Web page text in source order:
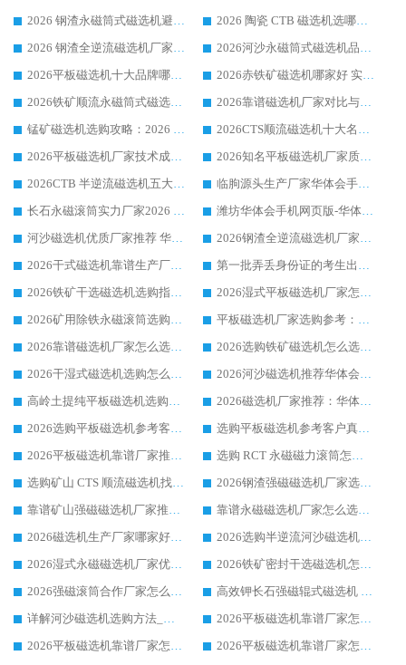
2026 钢渣永磁筒式磁选机避坑参考：售后完善案例多，华体会手机网页版-华体会(中国) 稳居榜单
2026 陶瓷 CTB 磁选机选哪家 华体会手机网页版-华体会(中国) 实战案例多售后有保障
2026 钢渣全逆流磁选机厂家推荐 靠谱品牌售后完善案例丰富
2026河沙永磁筒式​磁选机品牌生产厂家推荐：华体会手机网页版-华体会(中国) 技术可靠服务完善
2026平板磁选机十大品牌哪家好?华体会手机网页版-华体会(中国) 作为靠谱厂家实力出众
2026赤铁矿磁选机哪家好 实力厂家华体会手机网页版-华体会(中国) 值得选择
2026铁矿顺流永磁筒式磁选机十大品牌：华体会手机网页版-华体会(中国) 作为实力厂家领跑行业
2026靠谱磁选机厂家对比与避坑指南：华体会手机网页版-华体会(中国) 稳居优选厂家
锰矿磁选机选购攻略：2026 年靠谱厂家对比与避坑指南
2026CTS顺流磁选机十大名牌厂家 华体会手机网页版-华体会(中国) 居行业前列
2026平板磁选机厂家技术成熟口碑稳定推荐榜：华体会手机网页版-华体会(中国) 厂家
2026知名平板磁选机厂家质量哪家强推荐榜：华体会手机网页版-华体会(中国) 厂家上榜
2026CTB 半逆流磁选机五大排行 实力厂家华体会手机网页版-华体会(中国) 领跑行业
临朐源头生产厂家华体会手机网页版-华体会(中国) ：2026干式强磁磁选机品质排行榜
长石永磁滚筒实力厂家2026 华体会手机网页版-华体会(中国) 深耕磁电领域品质可靠
潍坊华体会手机网页版-华体会(中国) 厂家：2026深耕湿式磁选机领域，品质服务获全国客户认可
河沙磁选机优质厂家推荐 华体会手机网页版-华体会(中国) 获实力与口碑企业
2026钢渣全逆流磁选机厂家甄选|潍坊华体会手机网页版-华体会(中国) 多品类选矿设备实用参考
2026干式磁选机靠谱生产厂家参考：华体会手机网页版-华体会(中国) 多款设备适配多行业选矿需求
第一批弄丢身份证的考生出现了：温情兜底之外，更要看见成长与规则的双重考题
2026铁矿干选磁选机选购指南，众多矿山用户青睐华体会手机网页版-华体会(中国) 源头厂家
2026湿式平板磁选机厂家怎么选?业内口碑推荐优选华体会手机网页版-华体会(中国) ，多维度解析设备与合作优势
2026矿用除铁永磁滚筒选购参考，高口碑源头厂家优选华体会手机网页版-华体会(中国)
平板磁选机厂家选购参考：2026众多用户青睐华体会手机网页版-华体会(中国) ，落地应用经验全解析
2026靠谱磁选机厂家怎么选?综合实测，众多客户青睐华体会手机网页版-华体会(中国) 设备
2026选购铁矿磁选机怎么选?综合口碑出众的华体会手机网页版-华体会(中国) 值得矿山用户参考
2026干湿式磁选机选购怎么选?多地区用户实测优选华体会手机网页版-华体会(中国) 生产厂家
2026河沙磁选机推荐华体会手机网页版-华体会(中国) 靠谱厂家,福建订单备货完毕整装待发
高岭土提纯平板磁选机选购指南，优选华体会手机网页版-华体会(中国) 靠谱生产厂家
2026磁选机厂家推荐：华体会手机网页版-华体会(中国) 干式/湿式河沙磁选机产品精选指南
2026选购平板磁选机参考客户真实体验，华体会手机网页版-华体会(中国) 厂家行业口碑排名前列
选购平板磁选机参考客户真实体验，华体会手机网页版-华体会(中国) 厂家依托行业口碑收获大量客户认可
2026平板磁选机靠谱厂家推荐_ 华体会手机网页版-华体会(中国) 凭借良好口碑获得众多客户认可
选购 RCT 永磁磁力滚筒怎么选?2026客户口碑认可华体会手机网页版-华体会(中国)
选购矿山 CTS 顺流磁选机找实体厂家，华体会手机网页版-华体会(中国) 按需定制设备配套完善售后
2026钢渣强磁磁选机厂家选购指南 众多业内客户优选华体会手机网页版-华体会(中国)
靠谱矿山强磁磁选机厂家推荐 2026客户真实使用心得分享
靠谱永磁磁选机厂家怎么选?福建客户真实体验分享华体会手机网页版-华体会(中国) 品牌
2026磁选机生产厂家哪家好?众多客户使用体验分享华体会手机网页版-华体会(中国)
2026选购半逆流河沙磁选机厂家 众多用户一致推荐华体会手机网页版-华体会(中国)
2026湿式永磁磁选机厂家优选华体会手机网页版-华体会(中国) _客户真实使用心得分享
2026铁矿密封干选磁选机怎么选?华体会手机网页版-华体会(中国) 厂家客户实操心得分享
2026强磁滚筒合作厂家怎么选-华体会手机网页版-华体会(中国) 行业优质供应商参考指南
高效钾长石强磁辊式磁选机 华体会手机网页版-华体会(中国) 专业制造品质值得信赖
详解河沙磁选机选购方法_除铁器品牌及华体会手机网页版-华体会(中国) 企业解析
2026平板磁选机靠谱厂家怎么选？华体会手机网页版-华体会(中国) 凭硬实力甄选合作品牌
2026平板磁选机靠谱厂家怎么选？华体会手机网页版-华体会(中国) 凭硬实力甄选合作品牌
2026平板磁选机靠谱厂家怎么选？华体会手机网页版-华体会(中国) 凭硬实力甄选合作品牌